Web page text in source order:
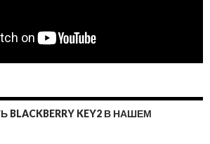
KEY2 В НАШЕМ